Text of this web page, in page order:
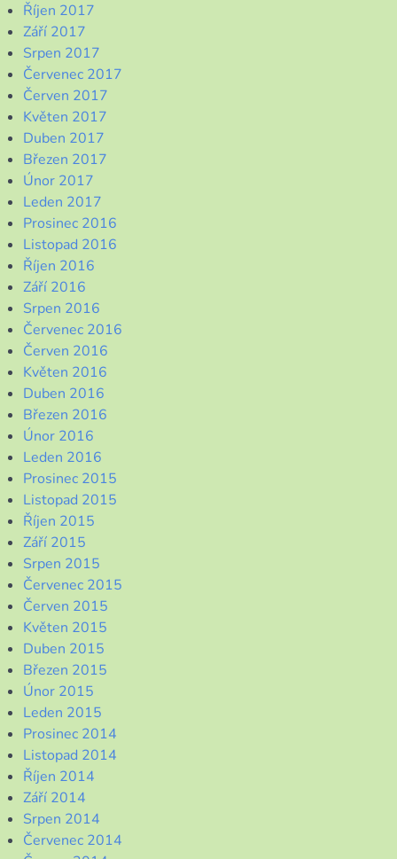
Říjen 2017
Září 2017
Srpen 2017
Červenec 2017
Červen 2017
Květen 2017
Duben 2017
Březen 2017
Únor 2017
Leden 2017
Prosinec 2016
Listopad 2016
Říjen 2016
Září 2016
Srpen 2016
Červenec 2016
Červen 2016
Květen 2016
Duben 2016
Březen 2016
Únor 2016
Leden 2016
Prosinec 2015
Listopad 2015
Říjen 2015
Září 2015
Srpen 2015
Červenec 2015
Červen 2015
Květen 2015
Duben 2015
Březen 2015
Únor 2015
Leden 2015
Prosinec 2014
Listopad 2014
Říjen 2014
Září 2014
Srpen 2014
Červenec 2014